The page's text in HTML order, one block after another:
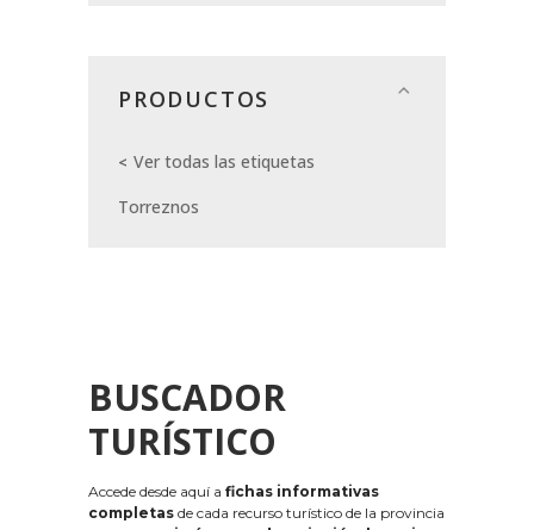
PRODUCTOS
Ver todas las etiquetas
Torreznos
BUSCADOR
TURÍSTICO
Accede desde aquí a fichas informativas
completas de cada recurso turístico de la provincia